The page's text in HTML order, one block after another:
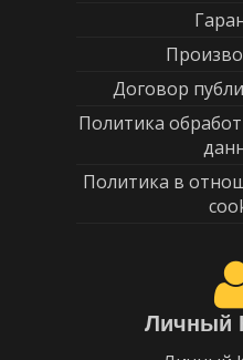
Договор
Политика
Политика в
Личный